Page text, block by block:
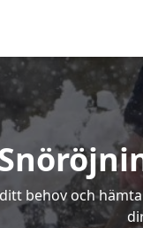
behov och